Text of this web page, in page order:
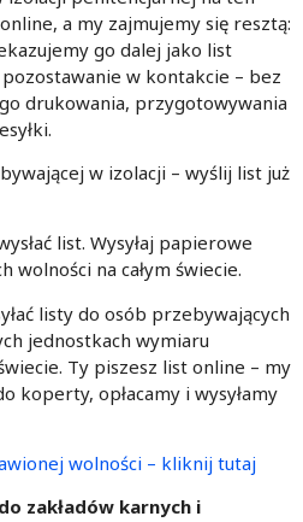
a my zajmujemy się resztą:
go dalej jako list
pozostawanie w kontakcie – bez
drukowania, przygotowywania
w izolacji – wyślij list już
list. Wysyłaj papierowe
wolności na całym świecie.
listy do osób przebywających
jednostkach wymiaru
Ty piszesz list online – my
koperty, opłacamy i wysyłamy
wolności – kliknij tutaj
zakładów karnych i